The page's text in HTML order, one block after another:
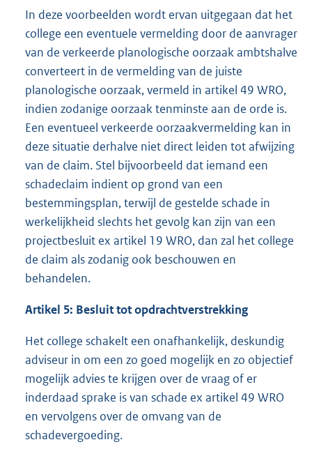
In deze voorbeelden wordt ervan uitgegaan dat het
college een eventuele vermelding door de aanvrager
van de verkeerde planologische oorzaak ambtshalve
converteert in de vermelding van de juiste
planologische oorzaak, vermeld in artikel 49 WRO,
indien zodanige oorzaak tenminste aan de orde is.
Een eventueel verkeerde oorzaakvermelding kan in
deze situatie derhalve niet direct leiden tot afwijzing
van de claim. Stel bijvoorbeeld dat iemand een
schadeclaim indient op grond van een
bestemmingsplan, terwijl de gestelde schade in
werkelijkheid slechts het gevolg kan zijn van een
projectbesluit ex artikel 19 WRO, dan zal het college
de claim als zodanig ook beschouwen en
behandelen.
Artikel 5: Besluit tot opdrachtverstrekking
Het college schakelt een onafhankelijk, deskundig
adviseur in om een zo goed mogelijk en zo objectief
mogelijk advies te krijgen over de vraag of er
inderdaad sprake is van schade ex artikel 49 WRO
en vervolgens over de omvang van de
schadevergoeding.